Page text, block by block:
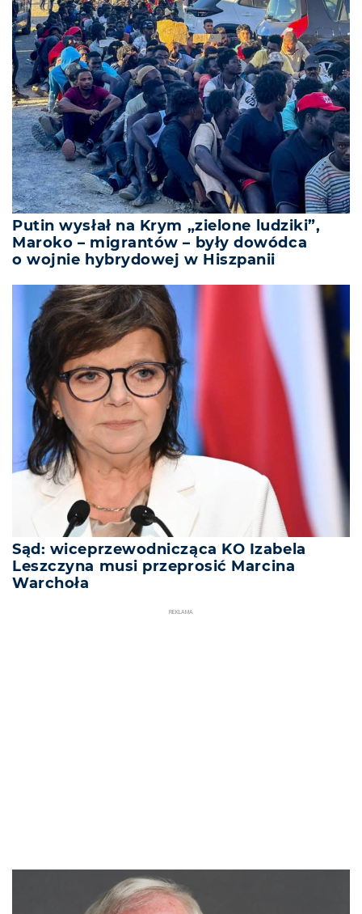
Putin wysłał na Krym „zielone ludziki”,
Maroko – migrantów – były dowódca
o wojnie hybrydowej w Hiszpanii
Sąd: wiceprzewodnicząca KO Izabela
Leszczyna musi przeprosić Marcina
Warchoła
REKLAMA